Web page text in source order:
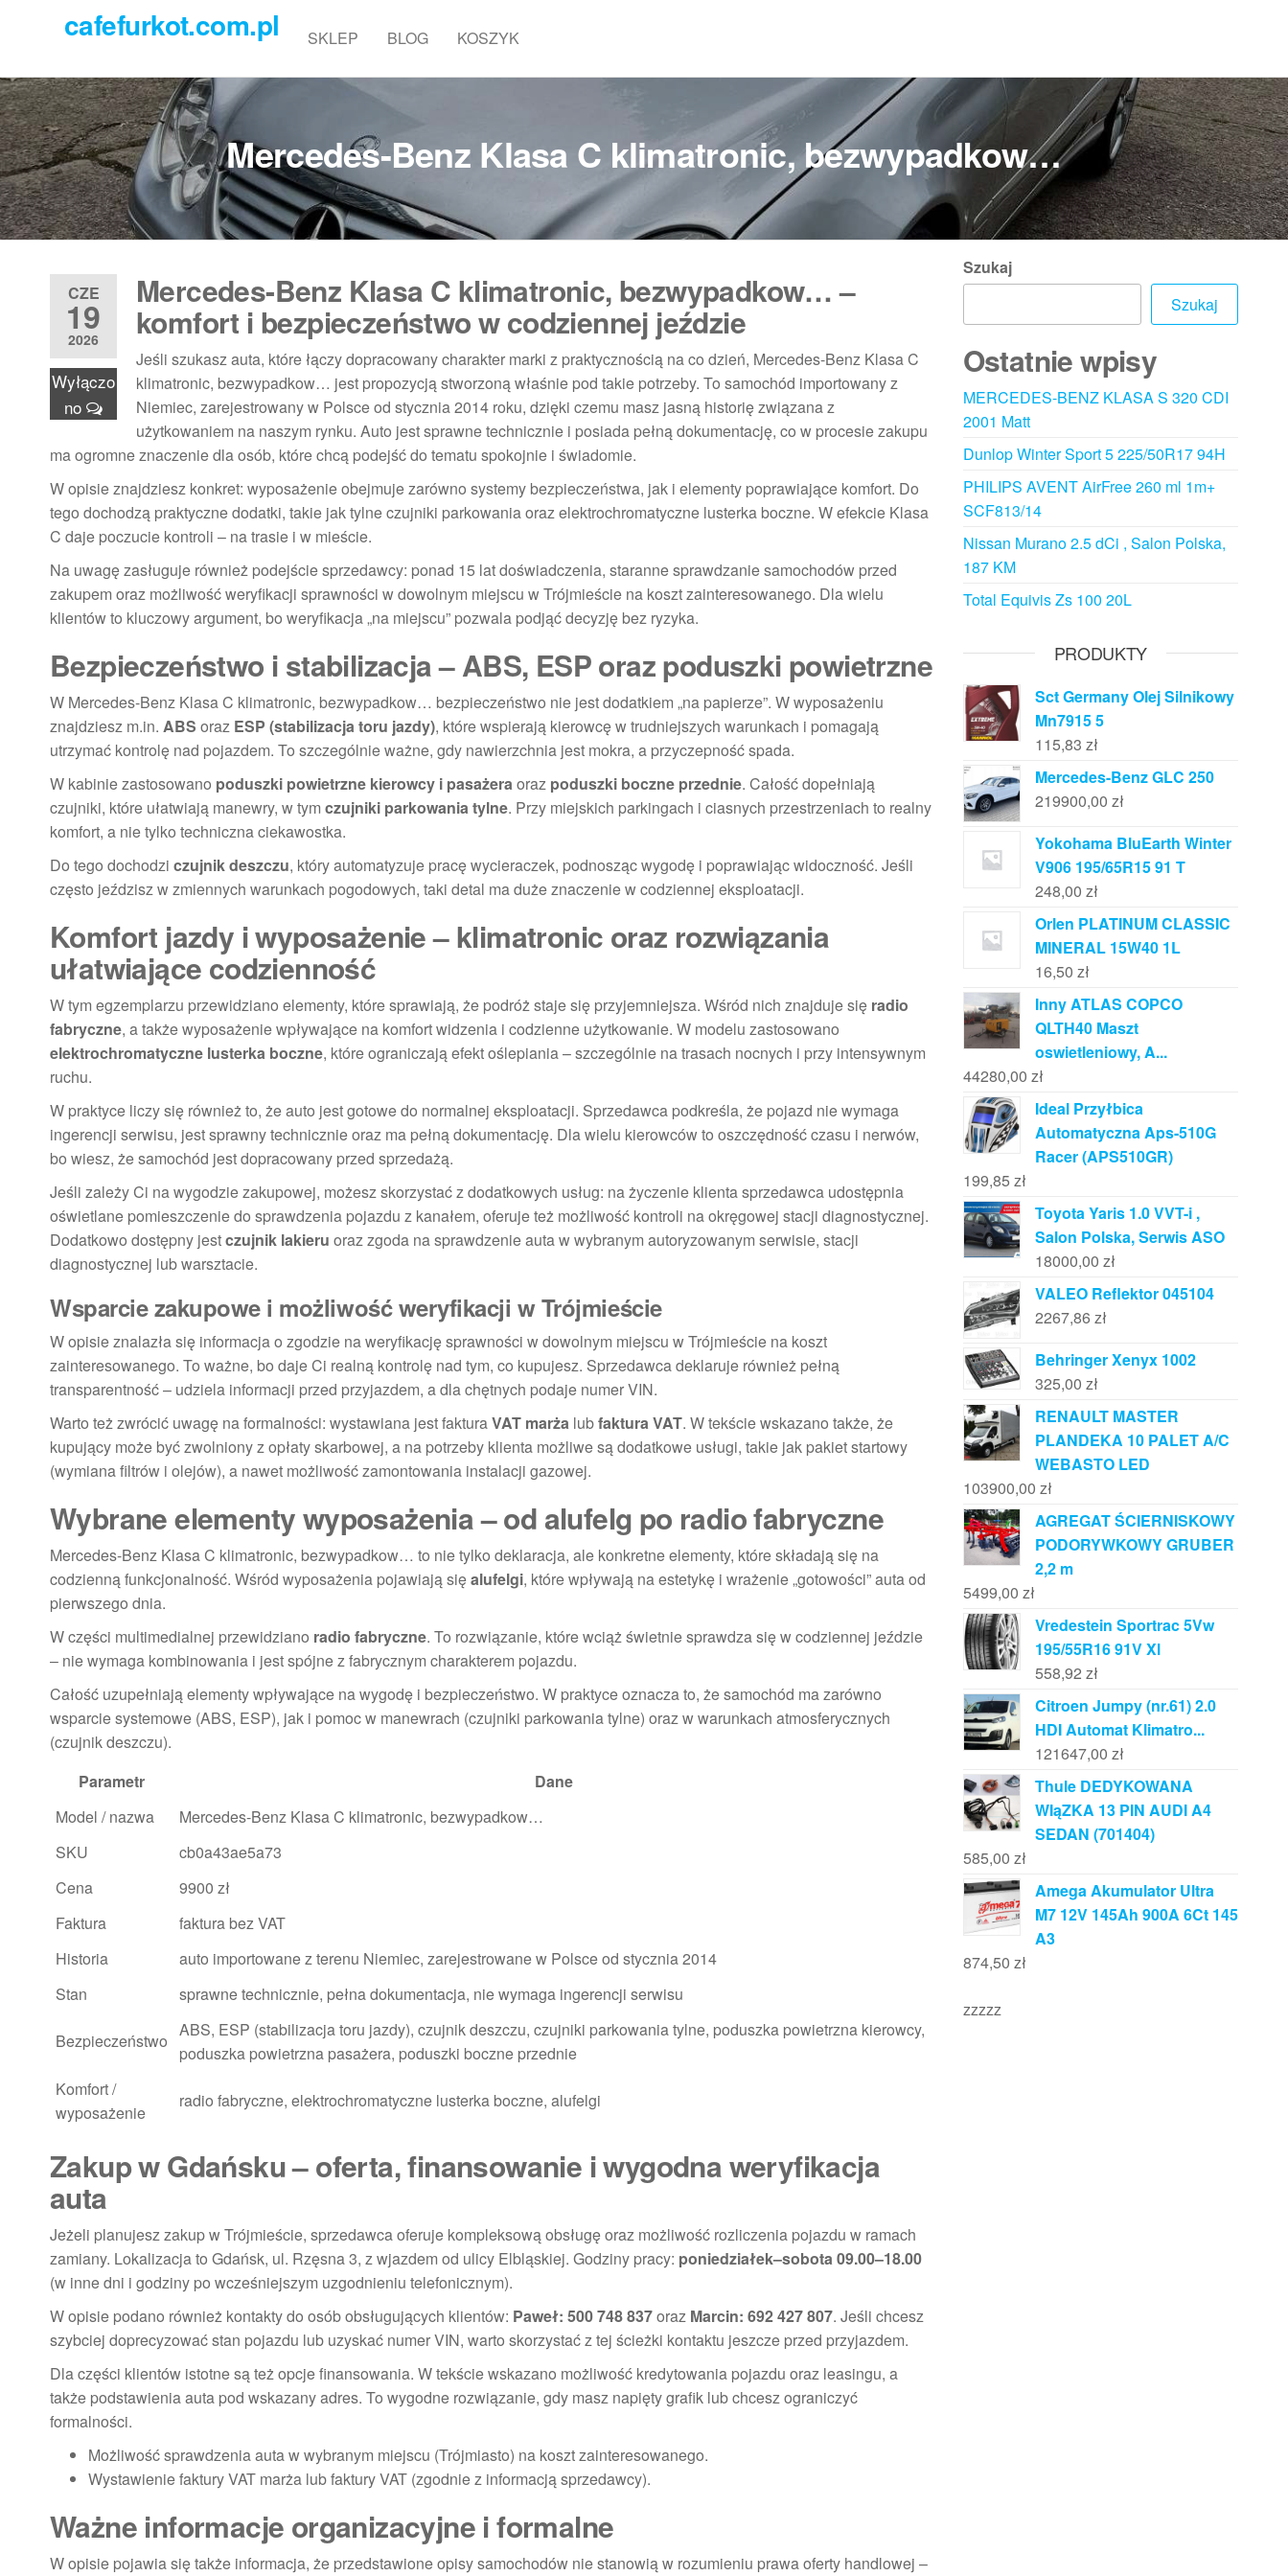
cafefurkot.com.pl SKLEP BLOG KOSZYK
Mercedes-Benz Klasa C klimatronic, bezwypadkow…
CZE
19
2026
Wyłączo
no
Mercedes-Benz Klasa C klimatronic, bezwypadkow… –
komfort i bezpieczeństwo w codziennej jeździe
Jeśli szukasz auta, które łączy dopracowany charakter marki z praktycznością na co dzień, Mercedes-Benz Klasa C
klimatronic, bezwypadkow… jest propozycją stworzoną właśnie pod takie potrzeby. To samochód importowany z
Niemiec, zarejestrowany w Polsce od stycznia 2014 roku, dzięki czemu masz jasną historię związana z
użytkowaniem na naszym rynku. Auto jest sprawne technicznie i posiada pełną dokumentację, co w procesie zakupu
ma ogromne znaczenie dla osób, które chcą podejść do tematu spokojnie i świadomie.
W opisie znajdziesz konkret: wyposażenie obejmuje zarówno systemy bezpieczeństwa, jak i elementy poprawiające komfort. Do
tego dochodzą praktyczne dodatki, takie jak tylne czujniki parkowania oraz elektrochromatyczne lusterka boczne. W efekcie Klasa
C daje poczucie kontroli – na trasie i w mieście.
Na uwagę zasługuje również podejście sprzedawcy: ponad 15 lat doświadczenia, staranne sprawdzanie samochodów przed
zakupem oraz możliwość weryfikacji sprawności w dowolnym miejscu w Trójmieście na koszt zainteresowanego. Dla wielu
klientów to kluczowy argument, bo weryfikacja „na miejscu” pozwala podjąć decyzję bez ryzyka.
Bezpieczeństwo i stabilizacja – ABS, ESP oraz poduszki powietrzne
W Mercedes-Benz Klasa C klimatronic, bezwypadkow… bezpieczeństwo nie jest dodatkiem „na papierze”. W wyposażeniu
znajdziesz m.in. ABS oraz ESP (stabilizacja toru jazdy), które wspierają kierowcę w trudniejszych warunkach i pomagają
utrzymać kontrolę nad pojazdem. To szczególnie ważne, gdy nawierzchnia jest mokra, a przyczepność spada.
W kabinie zastosowano poduszki powietrzne kierowcy i pasażeraoraz poduszki boczne przednie. Całość dopełniają
czujniki, które ułatwiają manewry, w tym czujniki parkowania tylne. Przy miejskich parkingach i ciasnych przestrzeniach to realny
komfort, a nie tylko techniczna ciekawostka.
Do tego dochodzi czujnik deszczu, który automatyzuje pracę wycieraczek, podnosząc wygodę i poprawiając widoczność. Jeśli
często jeździsz w zmiennych warunkach pogodowych, taki detal ma duże znaczenie w codziennej eksploatacji.
Komfort jazdy i wyposażenie – klimatronic oraz rozwiązania
ułatwiające codzienność
W tym egzemplarzu przewidziano elementy, które sprawiają, że podróż staje się przyjemniejsza. Wśród nich znajduje się radio
fabryczne, a także wyposażenie wpływające na komfort widzenia i codzienne użytkowanie. W modelu zastosowano
elektrochromatyczne lusterka boczne, które ograniczają efekt oślepiania – szczególnie na trasach nocnych i przy intensywnym
ruchu.
W praktyce liczy się również to, że auto jest gotowe do normalnej eksploatacji. Sprzedawca podkreśla, że pojazd nie wymaga
ingerencji serwisu, jest sprawny technicznie oraz ma pełną dokumentację. Dla wielu kierowców to oszczędność czasu i nerwów,
bo wiesz, że samochód jest dopracowany przed sprzedażą.
Jeśli zależy Ci na wygodzie zakupowej, możesz skorzystać z dodatkowych usług: na życzenie klienta sprzedawca udostępnia
oświetlane pomieszczenie do sprawdzenia pojazdu z kanałem, oferuje też możliwość kontroli na okręgowej stacji diagnostycznej.
Dodatkowo dostępny jestczujnik lakieru oraz zgoda na sprawdzenie auta w wybranym autoryzowanym serwisie, stacji
diagnostycznej lub warsztacie.
Wsparcie zakupowe i możliwość weryfikacji w Trójmieście
W opisie znalazła się informacja o zgodzie na weryfikację sprawności w dowolnym miejscu w Trójmieście na koszt
zainteresowanego. To ważne, bo daje Ci realną kontrolę nad tym, co kupujesz. Sprzedawca deklaruje również pełną
transparentność – udziela informacji przed przyjazdem, a dla chętnych podaje numer VIN.
Warto też zwrócić uwagę na formalności: wystawiana jest fakturaVAT marża lubfaktura VAT. W tekście wskazano także, że
kupujący może być zwolniony z opłaty skarbowej, a na potrzeby klienta możliwe są dodatkowe usługi, takie jak pakiet startowy
(wymiana filtrów i olejów), a nawet możliwość zamontowania instalacji gazowej.
Wybrane elementy wyposażenia – od alufelg po radio fabryczne
Mercedes-Benz Klasa C klimatronic, bezwypadkow… to nie tylko deklaracja, ale konkretne elementy, które składają się na
codzienną funkcjonalność. Wśród wyposażenia pojawiają sięalufelgi, które wpływają na estetykę i wrażenie „gotowości” auta od
pierwszego dnia.
W części multimedialnej przewidziano radio fabryczne. To rozwiązanie, które wciąż świetnie sprawdza się w codziennej jeździe
– nie wymaga kombinowania i jest spójne z fabrycznym charakterem pojazdu.
Całość uzupełniają elementy wpływające na wygodę i bezpieczeństwo. W praktyce oznacza to, że samochód ma zarówno
wsparcie systemowe (ABS, ESP), jak i pomoc w manewrach (czujniki parkowania tylne) oraz w warunkach atmosferycznych
(czujnik deszczu).
Parametr
Dane
Model / nazwa
Mercedes-Benz Klasa C klimatronic, bezwypadkow…
SKU
cb0a43ae5a73
Cena
9900 zł
Faktura
faktura bez VAT
Historia
auto importowane z terenu Niemiec, zarejestrowane w Polsce od stycznia 2014
Stan
sprawne technicznie, pełna dokumentacja, nie wymaga ingerencji serwisu
Bezpieczeństwo
ABS, ESP (stabilizacja toru jazdy), czujnik deszczu, czujniki parkowania tylne, poduszka powietrzna kierowcy,
poduszka powietrzna pasażera, poduszki boczne przednie
Komfort /
wyposażenie
radio fabryczne, elektrochromatyczne lusterka boczne, alufelgi
Zakup w Gdańsku – oferta, finansowanie i wygodna weryfikacja
auta
Jeżeli planujesz zakup w Trójmieście, sprzedawca oferuje kompleksową obsługę oraz możliwość rozliczenia pojazdu w ramach
zamiany. Lokalizacja to Gdańsk, ul. Rzęsna 3, z wjazdem od ulicy Elbląskiej. Godziny pracy: poniedziałek–sobota 09.00–18.00
(w inne dni i godziny po wcześniejszym uzgodnieniu telefonicznym).
W opisie podano również kontakty do osób obsługujących klientów: Paweł: 500 748 837oraz Marcin: 692 427 807. Jeśli chcesz
szybciej doprecyzować stan pojazdu lub uzyskać numer VIN, warto skorzystać z tej ścieżki kontaktu jeszcze przed przyjazdem.
Dla części klientów istotne są też opcje finansowania. W tekście wskazano możliwość kredytowania pojazdu oraz leasingu, a
także podstawienia auta pod wskazany adres. To wygodne rozwiązanie, gdy masz napięty grafik lub chcesz ograniczyć
formalności.
Możliwość sprawdzenia auta w wybranym miejscu (Trójmiasto) na koszt zainteresowanego.
Wystawienie faktury VAT marża lub faktury VAT (zgodnie z informacją sprzedawcy).
Ważne informacje organizacyjne i formalne
W opisie pojawia się także informacja, że przedstawione opisy samochodów nie stanowią w rozumieniu prawa oferty handlowej –
Szukaj
Szukaj
Ostatnie wpisy
MERCEDES-BENZ KLASA S 320 CDI
2001 Matt
Dunlop Winter Sport 5 225/50R17 94H
PHILIPS AVENT AirFree 260 ml 1m+
SCF813/14
Nissan Murano 2.5 dCi , Salon Polska,
187 KM
Total Equivis Zs 100 20L
PRODUKTY
Sct Germany Olej Silnikowy
Mn7915 5
115,83 zł
Mercedes-Benz GLC 250
219900,00 zł
Yokohama BluEarth Winter
V906 195/65R15 91 T
248,00 zł
Orlen PLATINUM CLASSIC
MINERAL 15W40 1L
16,50 zł
Inny ATLAS COPCO
QLTH40 Maszt
oswietleniowy, A...
44280,00 zł
Ideal Przyłbica
Automatyczna Aps-510G
Racer (APS510GR)
199,85 zł
Toyota Yaris 1.0 VVT-i ,
Salon Polska, Serwis ASO
18000,00 zł
VALEO Reflektor 045104
2267,86 zł
Behringer Xenyx 1002
325,00 zł
RENAULT MASTER
PLANDEKA 10 PALET A/C
WEBASTO LED
103900,00 zł
AGREGAT ŚCIERNISKOWY
PODORYWKOWY GRUBER
2,2 m
5499,00 zł
Vredestein Sportrac 5Vw
195/55R16 91V Xl
558,92 zł
Citroen Jumpy (nr.61) 2.0
HDI Automat Klimatro...
121647,00 zł
Thule DEDYKOWANA
WIąZKA 13 PIN AUDI A4
SEDAN (701404)
585,00 zł
Amega Akumulator Ultra
M7 12V 145Ah 900A 6Ct 145
A3
874,50 zł
zzzzz